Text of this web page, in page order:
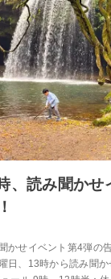
、読み聞かせ
かせイベント第4弾の
日、13時から読み聞